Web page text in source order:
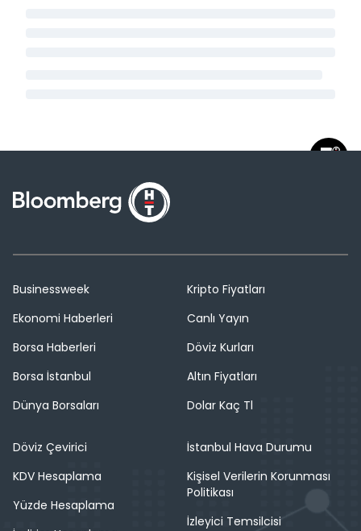
Businessweek
Ekonomi Haberleri
Borsa Haberleri
Borsa İstanbul
Dünya Borsaları
Kripto Fiyatları
Canlı Yayın
Döviz Kurları
Altın Fiyatları
Dolar Kaç Tl
Döviz Çevirici
KDV Hesaplama
Yüzde Hesaplama
İstanbul Hava Durumu
Kişisel Verilerin Korunması
Politikası
İzleyici Temsilcisi